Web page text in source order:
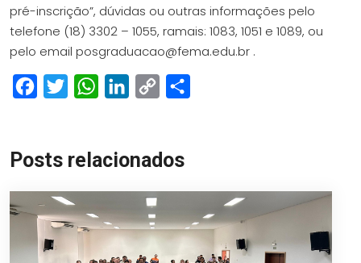
pré-inscrição”, dúvidas ou outras informações pelo
telefone (18) 3302 – 1055, ramais: 1083, 1051 e 1089, ou
pelo email posgraduacao@fema.edu.br .
FacebookTwitterWhatsAppLinkedIn
Copy
Posts relacionados